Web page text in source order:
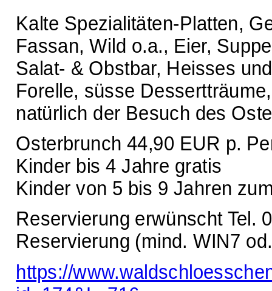
Kalte Spezialitäten-Platten,
Fassan, Wild o.a., Eier,
Salat- & Obstbar, Heisses
Forelle, süsse
natürlich der Besuch des
Osterbrunch 44,90 EUR p.
Kinder bis 4 Jahre gratis
Kinder von 5 bis 9 Jahren
Reservierung erwünscht Tel.
Reservierung (mind. WIN7
https://